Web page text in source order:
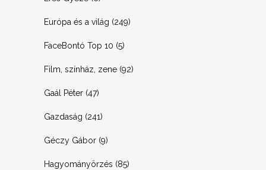
Európa és a világ (249)
FaceBontó Top 10 (5)
Film, színház, zene (92)
Gaál Péter (47)
Gazdaság (241)
Géczy Gábor (9)
Hagyományörzés (85)